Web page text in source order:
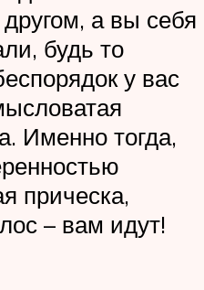
а вы себя
будь то
у вас
Именно тогда,
прическа,
– вам идут!